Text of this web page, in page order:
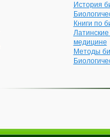
История
Книги по
медицине
Методы